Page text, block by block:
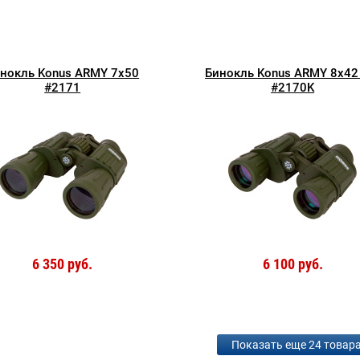
Konus ARMY 7x50
#2171
6 350 руб.
Бинокль Konus ARMY
#2170K
6 100 руб.
Показать еще 24